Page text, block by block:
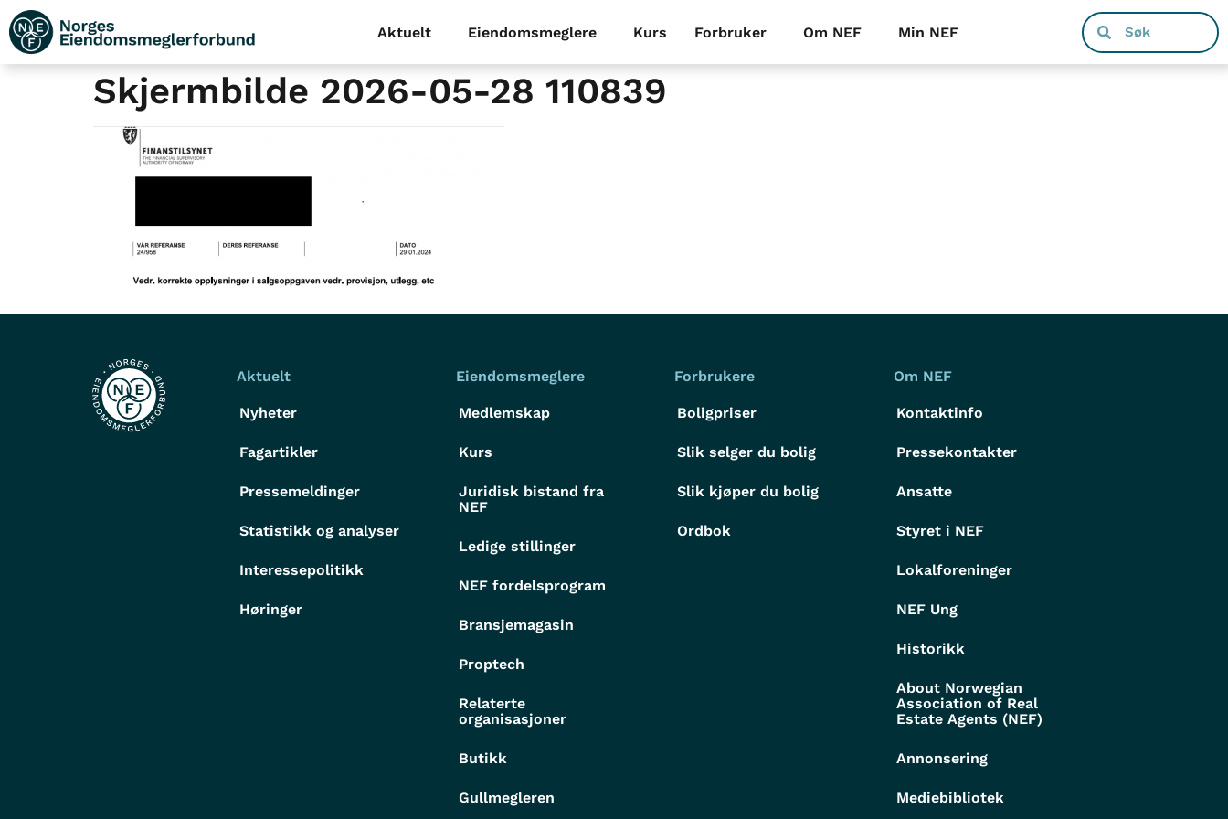
Aktuelt Eiendomsmeglere Kurs Forbruker Om NEF Min NEF
Skjermbilde 2026-05-28 110839
Aktuelt
Nyheter
Fagartikler
Pressemeldinger
Statistikk og analyser
Interessepolitikk
Høringer
Eiendomsmeglere
Medlemskap
Kurs
Juridisk bistand fra
NEF
Ledige stillinger
NEF fordelsprogram
Bransjemagasin
Proptech
Relaterte
organisasjoner
Butikk
Gullmegleren
Forbrukere
Boligpriser
Slik selger du bolig
Slik kjøper du bolig
Ordbok
Om NEF
Kontaktinfo
Pressekontakter
Ansatte
Styret i NEF
Lokalforeninger
NEF Ung
Historikk
About Norwegian
Association of Real
Estate Agents (NEF)
Annonsering
Mediebibliotek